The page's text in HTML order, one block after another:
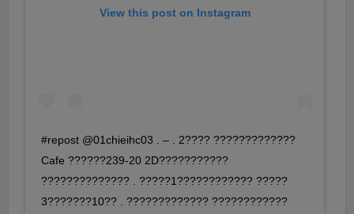
View this post on Instagram
#repost @01chieihc03 . – . 2???? ?????????????
Cafe ??????239-20 2D???????????
?????????????? . ?????1???????????? ?????
3???????10?? . ????????????? ????????????